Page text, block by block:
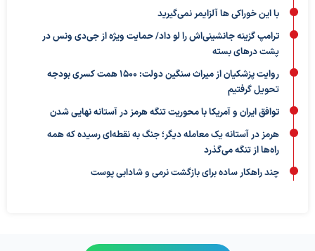
با این خوراکی ها آلزایمر نمی‌گیرید
ترامپ گزینه جانشینی‌اش را لو داد/ حمایت ویژه از جی‌دی ونس در
پشت درهای بسته
روایت پزشکیان از میراث سنگین دولت: ۱۵۰۰ همت کسری بودجه
تحویل گرفتیم
توافق ایران و آمریکا با محوریت تنگه هرمز در آستانه نهایی شدن
هرمز در آستانه یک معامله دیگر؛ جنگ به نقطه‌ای رسیده که همه
راه‌ها از تنگه می‌گذرد
چند راهکار ساده برای بازگشت نرمی و شادابی پوست